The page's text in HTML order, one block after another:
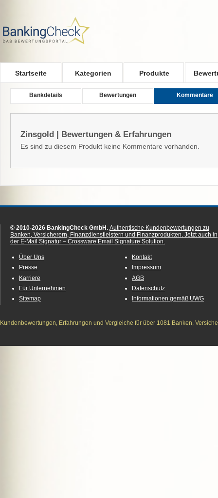
Startseite Kategorien Produkte
Bankdetails Bewertungen Kommentare
Zinsgold | Bewertungen & Erfahrungen
Es sind zu diesem Produkt keine Kommentare vorhanden.
© 2010-2026 BankingCheck GmbH. Authentische Kundenbewertungen zu
Banken, Versicherern, Finanzdienstleistern und Finanzprodukten. Jetzt auch in
der E-Mail Signatur – Crossware Email Signature Solution.
Über Uns
Presse
Karriere
Für Unternehmen
Sitemap
Kontakt
Impressum
AGB
Datenschutz
Informationen gemäß UWG
Kundenbewertungen, Erfahrungen und Vergleiche für über 1081 Banken,